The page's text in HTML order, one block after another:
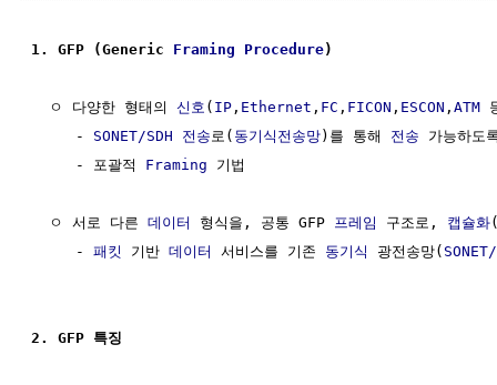
1. GFP (Generic Framing Procedure)
  ㅇ 다양한 형태의
신호 ( IP , Ethernet , FC , FICON , ESCON , ATM
     -
SONET/SDH 전송 로( 동기식전송망)를 통해 전송 가능하도
     - 포괄적
Framing 기법
  ㅇ 서로 다른
데이터 형식을, 공통 GFP 프레임 구조로, 캡슐화
     -
패킷 기반 데이터 서비스를 기존 동기식 광전송망(
2. GFP 특징